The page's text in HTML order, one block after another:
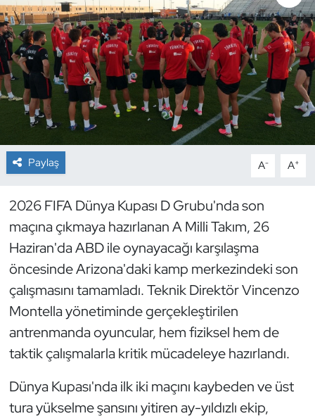
Paylaş A- A+
2026 FIFA Dünya Kupası D Grubu'nda son
maçına çıkmaya hazırlanan A Milli Takım, 26
Haziran'da ABD ile oynayacağı karşılaşma
öncesinde Arizona'daki kamp merkezindeki son
çalışmasını tamamladı. Teknik Direktör Vincenzo
Montella yönetiminde gerçekleştirilen
antrenmanda oyuncular, hem fiziksel hem de
taktik çalışmalarla kritik mücadeleye hazırlandı.
Dünya Kupası'nda ilk iki maçını kaybeden ve üst
tura yükselme şansını yitiren ay-yıldızlı ekip,
Buz Pateni
Çim Hokeyi
Cimnastik
Curling
Dağcılık
Dövüş Sanatı
E-Spor
Eskrim
Futbol
Futsal
Genel